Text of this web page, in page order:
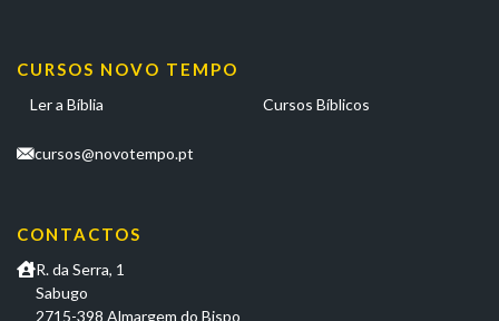
CURSOS NOVO TEMPO
Ler a Bíblia Cursos Bíblicos
cursos@novotempo.pt
CONTACTOS
R. da Serra, 1
Sabugo
2715-398 Almargem do Bispo